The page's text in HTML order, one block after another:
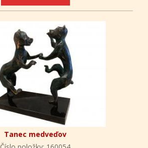
Tanec medveďov